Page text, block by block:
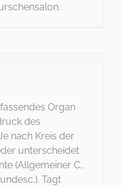
Organ
des
nach Kreis der
unterscheidet
(Allgemeiner C.,
Tagt
MENÜ